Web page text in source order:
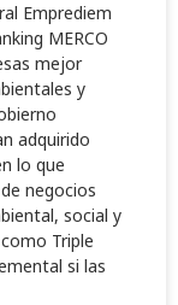
Emprediem
MERCO
mejor
y
adquirido
lo que
negocios
social y
Triple
si las